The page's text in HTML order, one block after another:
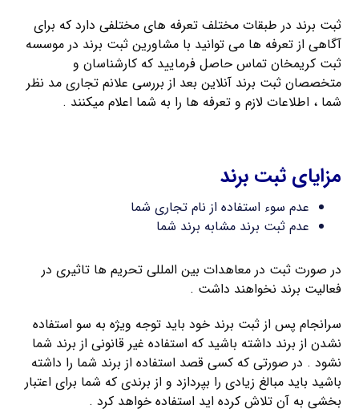
ثبت برند در طبقات مختلف تعرفه های مختلفی دارد که برای
آگاهی از تعرفه ها می توانید با مشاورین ثبت برند در موسسه
ثبت کریمخان تماس حاصل فرمایید که کارشناسان و
متخصصان ثبت برند آنلاین بعد از بررسی علانم تجاری مد نظر
شما ، اطلاعات لازم و تعرفه ها را به شما اعلام میکنند .
مزایای ثبت برند
عدم سوء استفاده از نام تجاری شما
عدم ثبت برند مشابه برند شما
در صورت ثبت در معاهدات بین المللی تحریم ها تاثیری در
فعالیت برند نخواهند داشت .
سرانجام پس از ثبت برند خود باید توجه ویژه به سو استفاده
نشدن از برند داشته باشید که استفاده غیر قانونی از برند شما
نشود . در صورتی که کسی قصد استفاده از برند شما را داشته
باشید باید مبالغ زیادی را بپردازد و از برندی که شما برای اعتبار
بخشی به آن تلاش کرده اید استفاده خواهد کرد .